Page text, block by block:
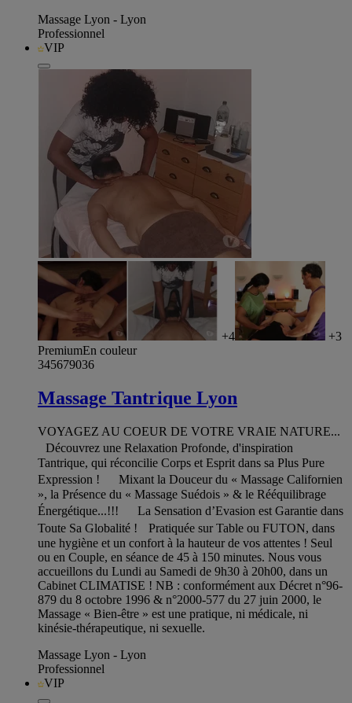
Massage Lyon - Lyon
Professionnel
VIP
+4
+3
PremiumEn couleur
345679036
Massage Tantrique Lyon
VOYAGEZ AU COEUR DE VOTRE VRAIE NATURE...
Découvrez une Relaxation Profonde, d'inspiration
Tantrique, qui réconcilie Corps et Esprit dans sa Plus Pure
Expression ! Mixant la Douceur du « Massage Californien
», la Présence du « Massage Suédois » & le Rééquilibrage
Énergétique...!!! La Sensation d’Evasion est Garantie dans
Toute Sa Globalité ! Pratiquée sur Table ou FUTON, dans
une hygiène et un confort à la hauteur de vos attentes ! Seul
ou en Couple, en séance de 45 à 150 minutes. Nous vous
accueillons du Lundi au Samedi de 9h30 à 20h00, dans un
Cabinet CLIMATISE ! NB : conformément aux Décret n°96-
879 du 8 octobre 1996 & n°2000-577 du 27 juin 2000, le
Massage « Bien-être » est une pratique, ni médicale, ni
kinésie-thérapeutique, ni sexuelle.
Massage Lyon - Lyon
Professionnel
VIP